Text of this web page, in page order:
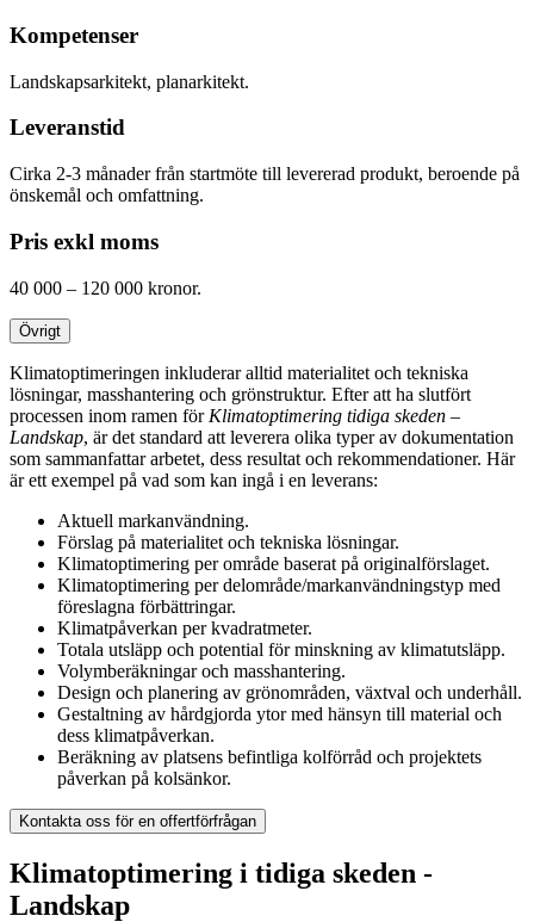
Kompetenser
Landskapsarkitekt, planarkitekt.
Leveranstid
Cirka 2-3 månader från startmöte till levererad produkt, beroende på
önskemål och omfattning.
Pris exkl moms
40 000 – 120 000 kronor.
Övrigt
Klimatoptimeringen inkluderar alltid materialitet och tekniska
lösningar, masshantering och grönstruktur. Efter att ha slutfört
processen inom ramen för Klimatoptimering tidiga skeden –
Landskap, är det standard att leverera olika typer av dokumentation
som sammanfattar arbetet, dess resultat och rekommendationer. Här
är ett exempel på vad som kan ingå i en leverans:
Aktuell markanvändning.
Förslag på materialitet och tekniska lösningar.
Klimatoptimering per område baserat på originalförslaget.
Klimatoptimering per delområde/markanvändningstyp med
föreslagna förbättringar.
Klimatpåverkan per kvadratmeter.
Totala utsläpp och potential för minskning av klimatutsläpp.
Volymberäkningar och masshantering.
Design och planering av grönområden, växtval och underhåll.
Gestaltning av hårdgjorda ytor med hänsyn till material och
dess klimatpåverkan.
Beräkning av platsens befintliga kolförråd och projektets
påverkan på kolsänkor.
Kontakta oss för en offertförfrågan
Klimatoptimering i tidiga skeden -
Landskap